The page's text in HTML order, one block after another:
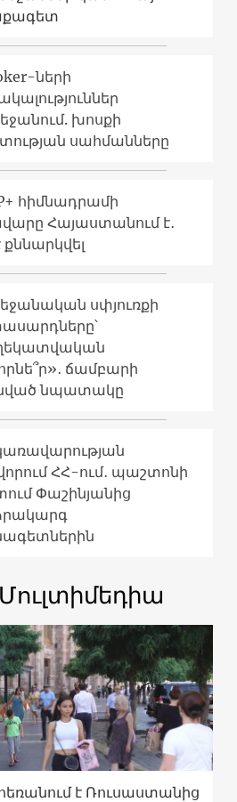
ների
խոսքի
սահմանները
հիմնադրամի
Հայաստանում է․
քննարկվել
սփյուռքի
ճամբարի
նպատակը
ՀՀ-ում․ պաշտոնի
Փաշինյանից
Մուլտիմեդիա
է Ռուսաստանից